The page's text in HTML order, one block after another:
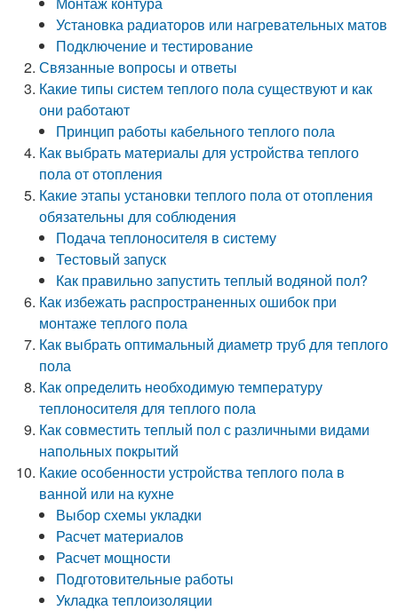
Установка радиаторов или нагревательных матов
Подключение и тестирование
Связанные вопросы и ответы
Какие типы систем теплого пола существуют и как
они работают
Принцип работы кабельного теплого пола
Как выбрать материалы для устройства теплого
пола от отопления
Какие этапы установки теплого пола от отопления
обязательны для соблюдения
Подача теплоносителя в систему
Тестовый запуск
Как правильно запустить теплый водяной пол?
Как избежать распространенных ошибок при
монтаже теплого пола
Как выбрать оптимальный диаметр труб для теплого
пола
Как определить необходимую температуру
теплоносителя для теплого пола
Как совместить теплый пол с различными видами
напольных покрытий
Какие особенности устройства теплого пола в
ванной или на кухне
Выбор схемы укладки
Расчет материалов
Расчет мощности
Подготовительные работы
Укладка теплоизоляции